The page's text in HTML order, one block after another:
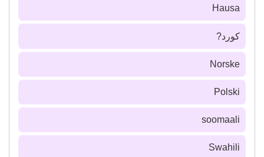
Hausa
كورد?
Norske
Polski
soomaali
Swahili